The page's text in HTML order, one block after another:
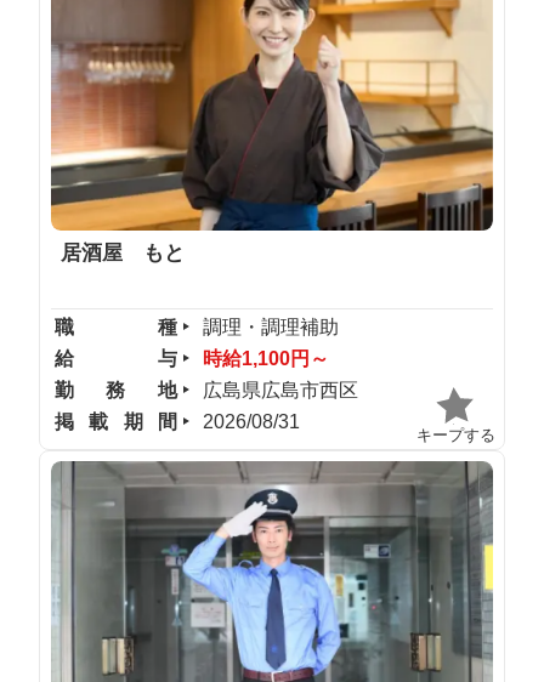
居酒屋 もと
職種
調理・調理補助
給与
時給1,100円～
勤務地
広島県広島市西区
掲載期間
2026/08/31
キープする